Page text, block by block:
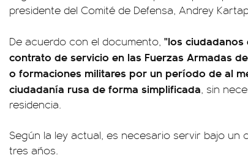
presidente del Comité de Defensa, Andrey
De acuerdo con el documento, "los
contrato de servicio en las Fuerzas Armadas
o formaciones militares por un período de al
ciudadanía rusa de forma simplificada, sin
residencia.
Según la ley actual, es necesario servir bajo un
tres años.